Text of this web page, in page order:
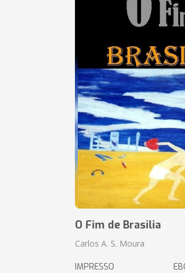
O Fim de Brasilia
Carlos A. S. Moura
IMPRESSO